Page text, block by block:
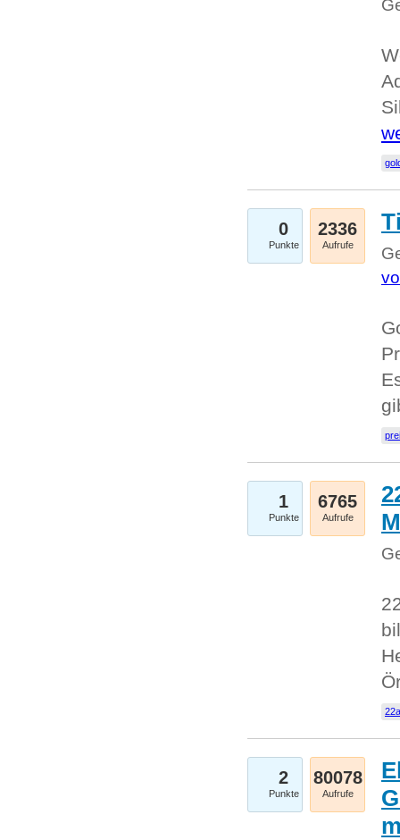
0
Punkte
2336
Aufrufe
1
Punkte
6765
Aufrufe
2
Punkte
80078
Aufrufe